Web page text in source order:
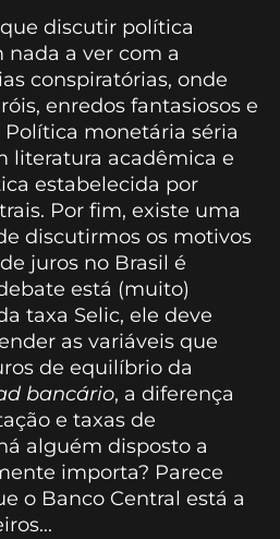
discutir política
a ver com a
conspiratórias, onde
enredos fantasiosos e
Política monetária séria
literatura acadêmica e
estabelecida por
Por fim, existe uma
discutirmos os motivos
juros no Brasil é
está (muito)
taxa Selic, ele deve
as variáveis que
de equilíbrio da
bancário, a diferença
e taxas de
alguém disposto a
importa? Parece
o Banco Central está a